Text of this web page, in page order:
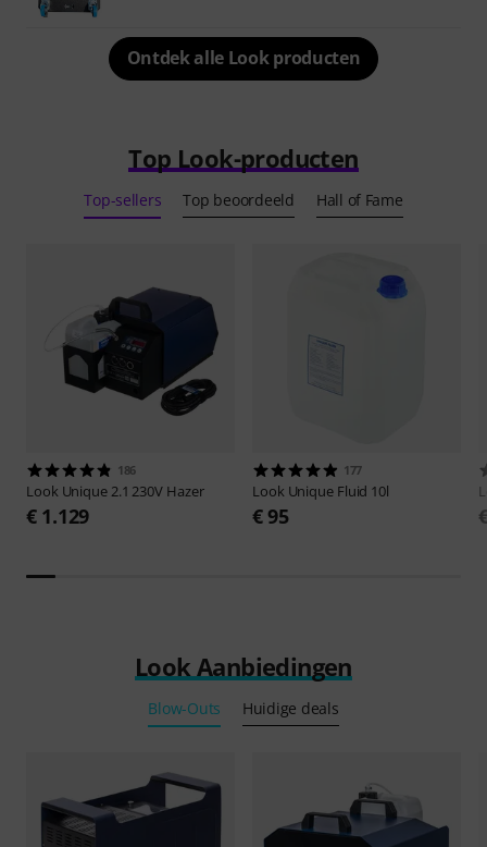
Ontdek alle Look producten
Top Look-producten
Top-sellers Top beoordeeld Hall of Fame
186
Look Unique 2.1 230V Hazer
€ 1.129
177
Look Unique Fluid 10l
€ 95
Look Aanbiedingen
Blow-Outs Huidige deals